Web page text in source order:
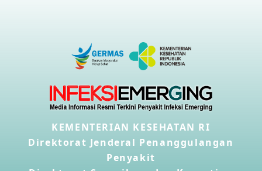
Penyakit virus Hanta di Kapal Pesiar Keberangkatan
Argentina
Penyakit Meningokokus di Vietnam
28 Apr 2026
Kasus Konfirmasi Avian Influenza A(H5N1) Keempat di
KEMENTERIAN KESEHATAN RI
Direktorat Jenderal Penanggulangan
Penyakit